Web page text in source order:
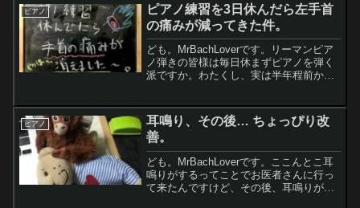
ピアノ
ピアノ練習を3日休んだら左手首
の痛みが減ってきた件。
ども。MrBachLoverです。リーマンピア
ノ弾きの皆様は毎日休まずピアノを弾く
派ですか。わたくし、実は半年程前から
てて手首痛めたらしく時々手首にピキ...
ピアノ
耳鳴り、その後… ちょっぴり改
善。
ども。MrBachLoverです。ここんとこ耳
鳴りがするってことでお医者さんに行っ
て来たんですけど、その後、耳鳴りが少